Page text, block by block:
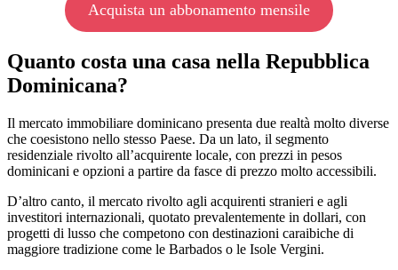
Acquista un abbonamento mensile
Quanto costa una casa nella Repubblica
Dominicana?
Il mercato immobiliare dominicano presenta due realtà molto diverse
che coesistono nello stesso Paese. Da un lato, il segmento
residenziale rivolto all’acquirente locale, con prezzi in pesos
dominicani e opzioni a partire da fasce di prezzo molto accessibili.
D’altro canto, il mercato rivolto agli acquirenti stranieri e agli
investitori internazionali, quotato prevalentemente in dollari, con
progetti di lusso che competono con destinazioni caraibiche di
maggiore tradizione come le Barbados o le Isole Vergini.